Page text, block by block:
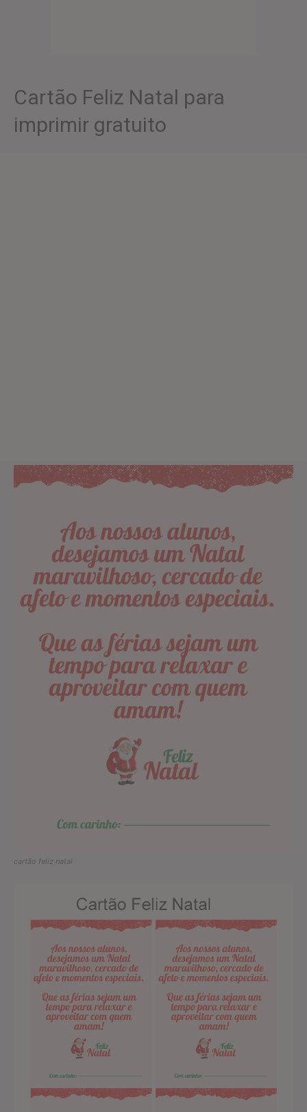
Cartão Feliz Natal para
imprimir gratuito
cartão feliz natal